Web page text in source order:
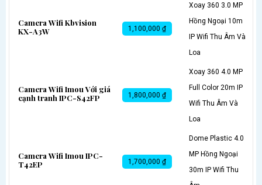
Camera Wifi Kbvision
KX-A3W
1,100,000 ₫
Xoay 360 3.0 MP
Hồng Ngoại 10m
IP Wifi Thu Âm Và
Loa
Camera Wifi Imou Với giá
cạnh tranh IPC-S42FP
1,800,000 ₫
Xoay 360 4.0 MP
Full Color 20m IP
Wifi Thu Âm Và
Loa
Camera Wifi Imou IPC-
T42EP
1,700,000 ₫
Dome Plastic 4.0
MP Hồng Ngoại
30m IP Wifi Thu